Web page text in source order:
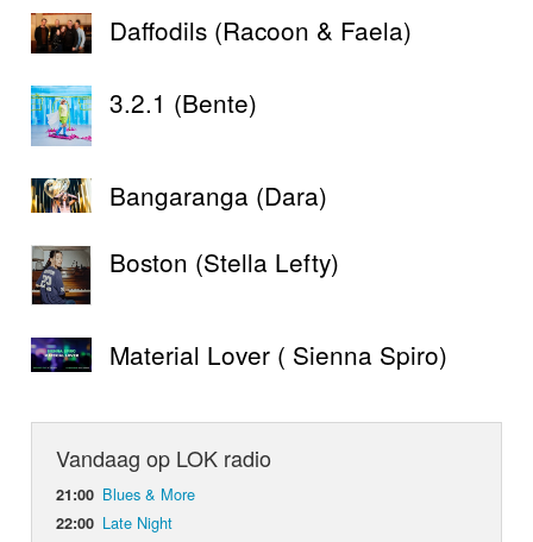
Daffodils (Racoon & Faela)
3.2.1 (Bente)
Bangaranga (Dara)
Boston (Stella Lefty)
Material Lover ( Sienna Spiro)
Vandaag op LOK radio
21:00 Blues & More
22:00 Late Night